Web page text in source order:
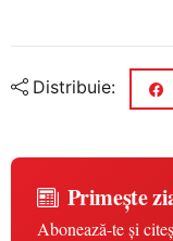
Distribuie:
Primește
Abonează-te și